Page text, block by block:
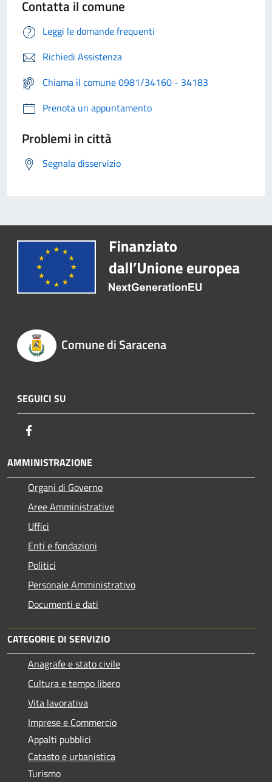
Contatta il comune
Leggi le domande frequenti
Richiedi Assistenza
Chiama il comune 0981/34160 - 34183
Prenota un appuntamento
Problemi in città
Segnala disservizio
Comune di Saracena
SEGUICI SU
AMMINISTRAZIONE
Organi di Governo
Aree Amministrative
Uffici
Enti e fondazioni
Politici
Personale Amministrativo
Documenti e dati
CATEGORIE DI SERVIZIO
Anagrafe e stato civile
Cultura e tempo libero
Vita lavorativa
Imprese e Commercio
Appalti pubblici
Catasto e urbanistica
Turismo